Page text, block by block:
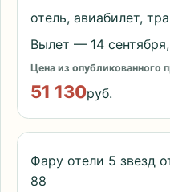
отель, авиабилет,
Вылет — 14
Цена из опубликованного
51 130руб.
Фару отели 5 звезд
88